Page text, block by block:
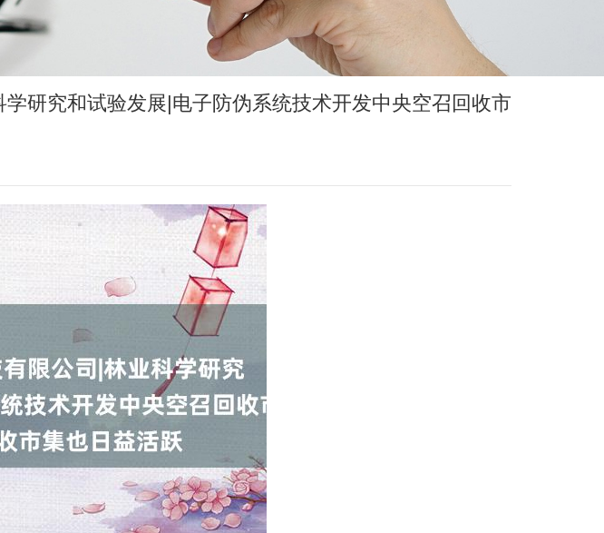
研究和试验发展|电子防伪系统技术开发中央空召回收市